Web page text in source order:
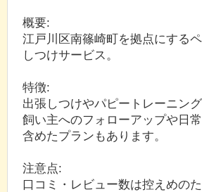
概要:
江戸川区南篠崎町を拠点にする
しつけサービス。
特徴:
出張しつけやパピートレーニング
飼い主へのフォローアップや日
含めたプランもあります。
注意点:
口コミ・レビュー数は控えめの